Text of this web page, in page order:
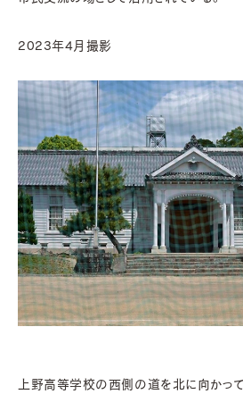
2023年4月撮影
上野高等学校の西側の道を北に向かって